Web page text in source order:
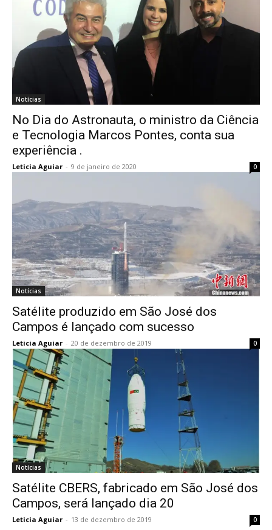
Notícias
No Dia do Astronauta, o ministro da Ciência
e Tecnologia Marcos Pontes, conta sua
experiência .
Leticia Aguiar - 9 de janeiro de 2020 0
Notícias
Satélite produzido em São José dos
Campos é lançado com sucesso
Leticia Aguiar - 20 de dezembro de 2019 0
Notícias
Satélite CBERS, fabricado em São José dos
Campos, será lançado dia 20
Leticia Aguiar - 13 de dezembro de 2019 0